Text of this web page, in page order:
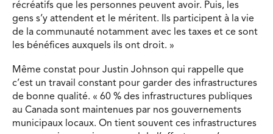
récréatifs que les personnes peuvent avoir. Puis, les
gens s’y attendent et le méritent. Ils participent à la vie
de la communauté notamment avec les taxes et ce sont
les bénéfices auxquels ils ont droit. »
Même constat pour Justin Johnson qui rappelle que
c’est un travail constant pour garder des infrastructures
de bonne qualité. « 60 % des infrastructures publiques
au Canada sont maintenues par nos gouvernements
municipaux locaux. On tient souvent ces infrastructures